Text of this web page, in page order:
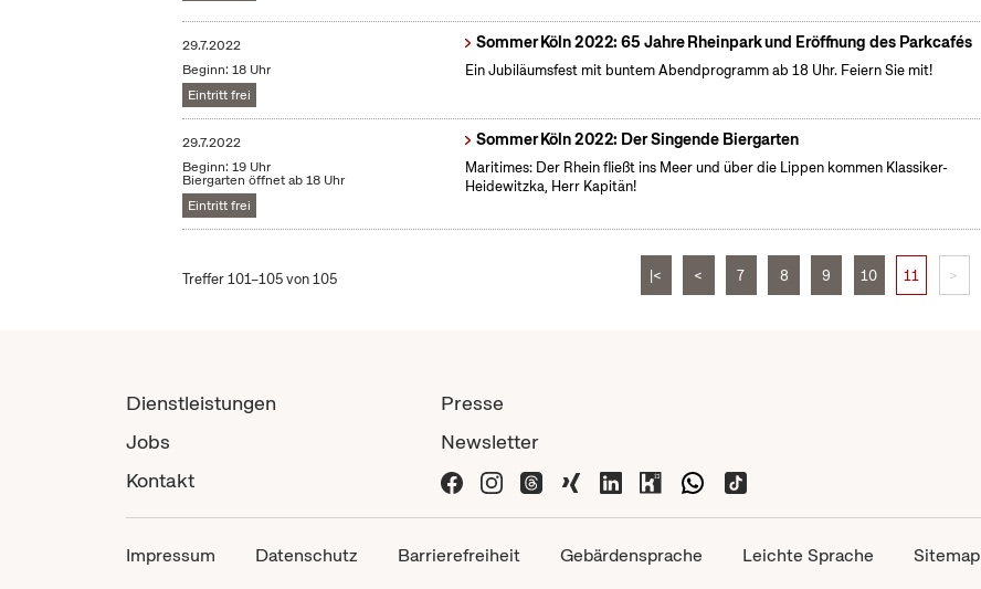
29.7.2022
Beginn: 18 Uhr
Eintritt frei
Sommer Köln 2022: 65 Jahre Rheinpark und Eröffnung des Parkcafés
Ein Jubiläumsfest mit buntem Abendprogramm ab 18 Uhr. Feiern Sie mit!
29.7.2022
Beginn: 19 Uhr
Biergarten öffnet ab 18 Uhr
Eintritt frei
Sommer Köln 2022: Der Singende Biergarten
Maritimes: Der Rhein fließt ins Meer und über die Lippen kommen Klassiker-
Heidewitzka, Herr Kapitän!
Treffer 101–105 von 105 |< < 7 8 9 10 11 >
Dienstleistungen
Jobs
Kontakt
Presse
Newsletter
Impressum Datenschutz Barrierefreiheit Gebärdensprache Leichte Sprache Sitemap